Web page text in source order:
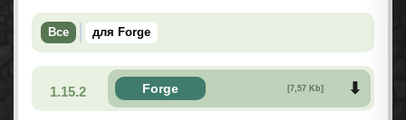
Все для Forge
1.15.2 Forge [7,57 Kb]